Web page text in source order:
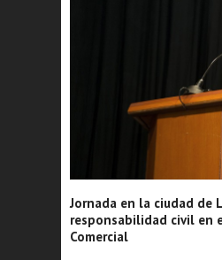
Jornada en la ciudad de
responsabilidad civil en
Comercial